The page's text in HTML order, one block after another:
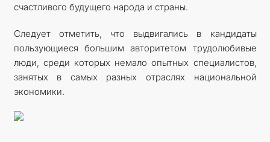
счастливого будущего народа и страны.
Следует отметить, что выдвигались в кандидаты
пользующиеся большим авторитетом трудолюбивые
люди, среди которых немало опытных специалистов,
занятых в самых разных отраслях национальной
экономики.